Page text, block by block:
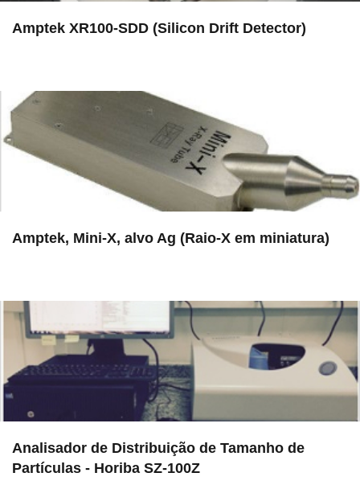
Amptek XR100-SDD (Silicon Drift Detector)
Amptek, Mini-X, alvo Ag (Raio-X em miniatura)
Analisador de Distribuição de Tamanho de
Partículas - Horiba SZ-100Z